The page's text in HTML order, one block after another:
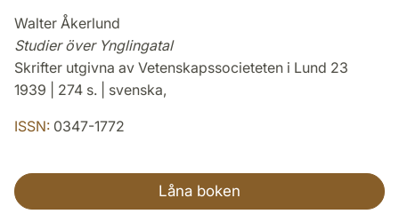
Walter Åkerlund
Studier över Ynglingatal
Skrifter utgivna av Vetenskapssocieteten i Lund 23
1939 | 274 s. | svenska,
ISSN: 0347-1772
Låna boken